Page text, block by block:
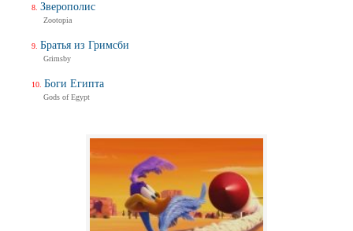
Зверополис
Zootopia
Братья из Гримсби
Grimsby
Боги Египта
Gods of Egypt